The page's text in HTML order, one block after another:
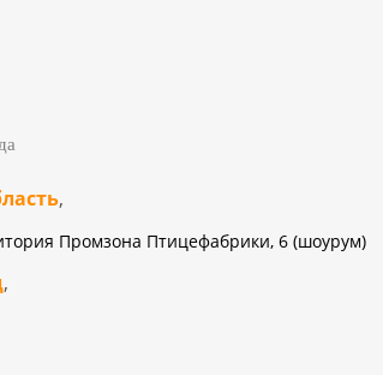
,
Промзона Птицефабрики, 6 (шоурум)
,